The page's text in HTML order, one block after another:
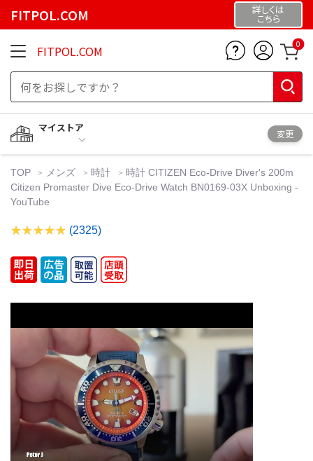
FITPOL.COM 詳しくは
こちら
FITPOL.COM 0
マイストア
変更
TOP メンズ 時計
時計 CITIZEN Eco-Drive Diver's 200m
Citizen Promaster Dive Eco-Drive Watch BN0169-03X Unboxing -
YouTube
(2325)